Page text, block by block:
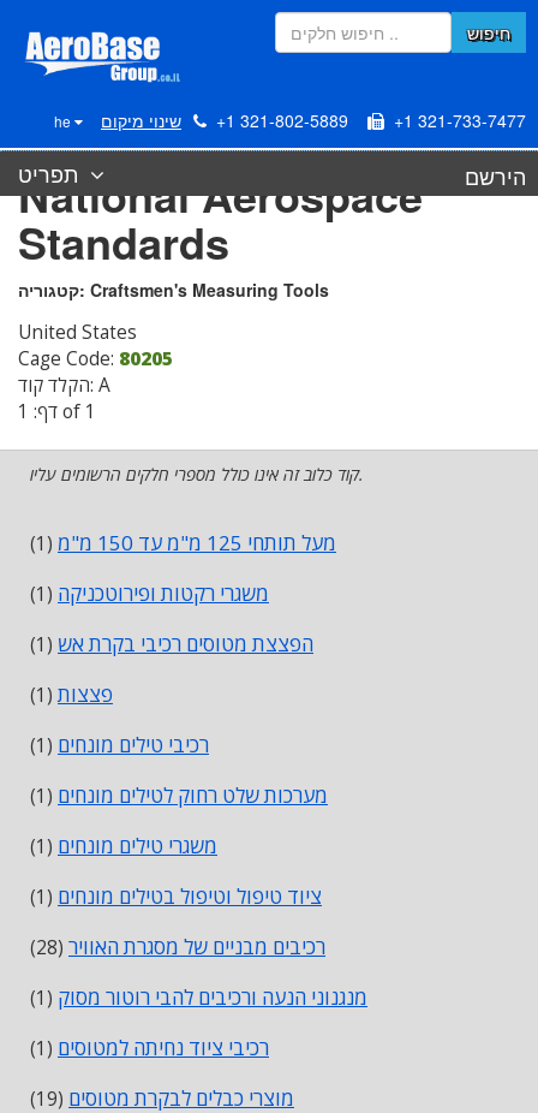
he שינוי מיקום +1 321-802-5889 +1 321-733-7477
חיפוש
הירשם National Aerospace
Standards
קטגוריה: Craftsmen's Measuring Tools
United States
Cage Code: 80205
הקלד קוד: A
דף: 1 of 1
קוד כלוב זה אינו כולל מספרי חלקים הרשומים עליו.
מעל תותחי 125 מ"מ עד 150 מ"מ (1)
משגרי רקטות ופירוטכניקה (1)
הפצצת מטוסים רכיבי בקרת אש (1)
פצצות(1)
רכיבי טילים מונחים (1)
מערכות שלט רחוק לטילים מונחים (1)
משגרי טילים מונחים (1)
ציוד טיפול וטיפול בטילים מונחים (1)
רכיבים מבניים של מסגרת האוויר (28)
מנגנוני הנעה ורכיבים להבי רוטור מסוק (1)
רכיבי ציוד נחיתה למטוסים (1)
מוצרי כבלים לבקרת מטוסים (19)